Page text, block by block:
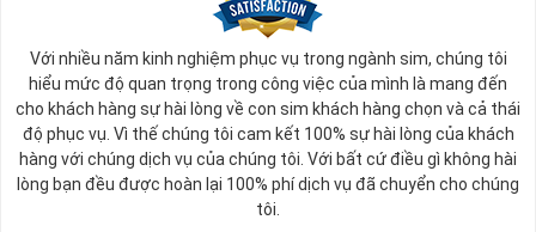
Sim Lục Quý 8 Có Ý Nghĩa Gì?
Với những người có mệnh hợp với con số 8 này thường thì họ sẽ
Với nhiều năm kinh nghiệm phục vụ trong ngành sim, chúng tôi
hiểu mức độ quan trọng trong công việc của mình là mang đến
cho khách hàng sự hài lòng về con sim khách hàng chọn và cả thái
độ phục vụ. Vì thế chúng tôi cam kết 100% sự hài lòng của khách
hàng với chúng dịch vụ của chúng tôi. Với bất cứ điều gì không hài
lòng bạn đều được hoàn lại 100% phí dịch vụ đã chuyển cho chúng
tôi.